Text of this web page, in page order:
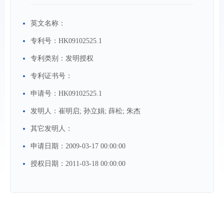
英文名称：
专利号： HK09102525.1
专利类别： 发明授权
专利证书号：
申请号： HK09102525.1
发明人： 崔明启; 孙立娟; 薛松; 朱杰
其它发明人：
申请日期： 2009-03-17 00:00:00
授权日期： 2011-03-18 00:00:00